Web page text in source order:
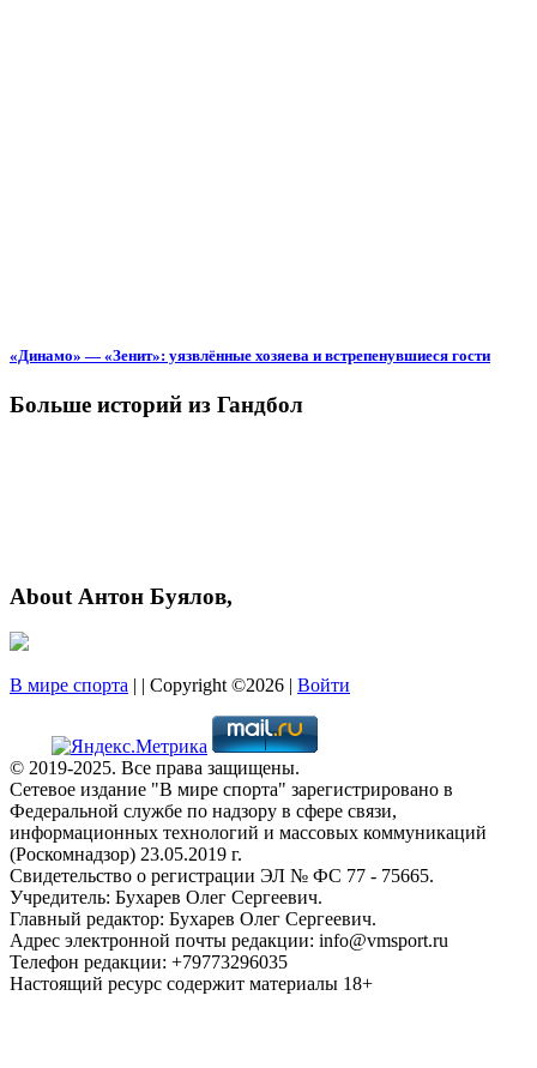
«Динамо» — «Зенит»: уязвлённые хозяева и встрепенувшиеся гости
Больше историй из Гандбол
About Антон Буялов,
В мире спорта | | Copyright ©2026 | Войти
© 2019-2025. Все права защищены.
Сетевое издание "В мире спорта" зарегистрировано в
Федеральной службе по надзору в сфере связи,
информационных технологий и массовых коммуникаций
(Роскомнадзор) 23.05.2019 г.
Свидетельство о регистрации ЭЛ № ФС 77 - 75665.
Учредитель: Бухарев Олег Сергеевич.
Главный редактор: Бухарев Олег Сергеевич.
Адрес электронной почты редакции: info@vmsport.ru
Телефон редакции: +79773296035
Настоящий ресурс содержит материалы 18+